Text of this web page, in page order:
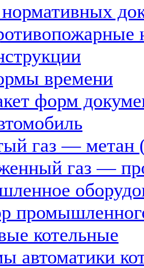
времени
форм
газ — метан
газ —
котельные
автоматики